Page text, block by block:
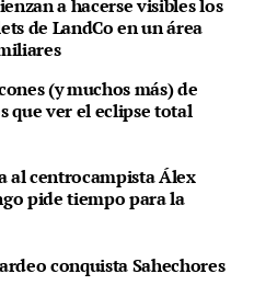
a hacerse visibles los
de LandCo en un área
(y muchos más) de
que ver el eclipse total
al centrocampista Álex
pide tiempo para la
conquista Sahechores